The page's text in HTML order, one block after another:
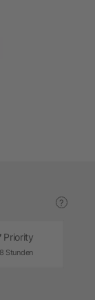
?
Priority
Stunden